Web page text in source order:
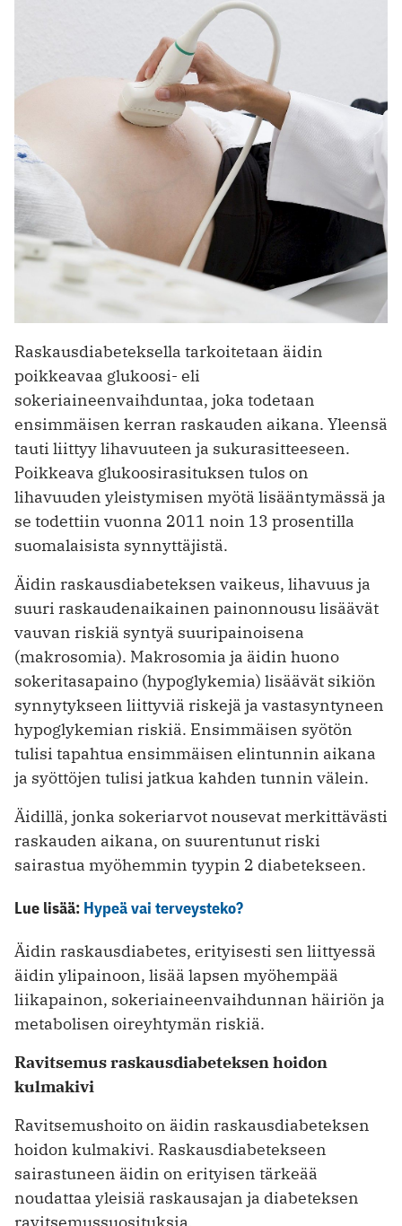
Raskausdiabeteksella tarkoitetaan äidin
poikkeavaa glukoosi- eli
sokeriaineenvaihduntaa, joka todetaan
ensimmäisen kerran raskauden aikana. Yleensä
tauti liittyy lihavuuteen ja sukurasitteeseen.
Poikkeava glukoosirasituksen tulos on
lihavuuden yleistymisen myötä lisääntymässä ja
se todettiin vuonna 2011 noin 13 prosentilla
suomalaisista synnyttäjistä.
Äidin raskausdiabeteksen vaikeus, lihavuus ja
suuri raskaudenaikainen painonnousu lisäävät
vauvan riskiä syntyä suuripainoisena
(makrosomia). Makrosomia ja äidin huono
sokeritasapaino (hypoglykemia) lisäävät sikiön
synnytykseen liittyviä riskejä ja vastasyntyneen
hypoglykemian riskiä. Ensimmäisen syötön
tulisi tapahtua ensimmäisen elintunnin aikana
ja syöttöjen tulisi jatkua kahden tunnin välein.
Äidillä, jonka sokeriarvot nousevat merkittävästi
raskauden aikana, on suurentunut riski
sairastua myöhemmin tyypin 2 diabetekseen.
Lue lisää: Hypeä vai terveysteko?
Äidin raskausdiabetes, erityisesti sen liittyessä
äidin ylipainoon, lisää lapsen myöhempää
liikapainon, sokeriaineenvaihdunnan häiriön ja
metabolisen oireyhtymän riskiä.
Ravitsemus raskausdiabeteksen hoidon
kulmakivi
Ravitsemushoito on äidin raskausdiabeteksen
hoidon kulmakivi. Raskausdiabetekseen
sairastuneen äidin on erityisen tärkeää
noudattaa yleisiä raskausajan ja diabeteksen